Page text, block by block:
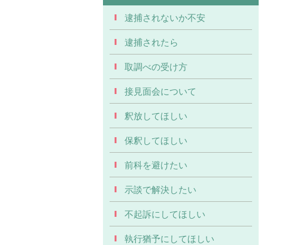
逮捕されないか不安
逮捕されたら
取調べの受け方
接見面会について
釈放してほしい
保釈してほしい
前科を避けたい
示談で解決したい
不起訴にしてほしい
執行猶予にしてほしい